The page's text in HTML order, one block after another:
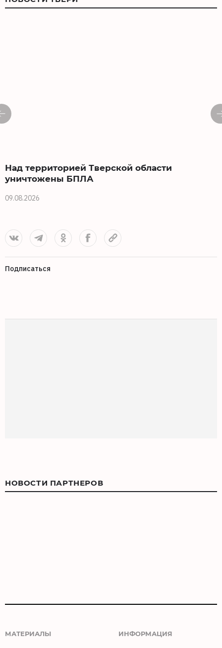
Над территорией Тверской области
уничтожены БПЛА
09.08.2026
Подписаться
НОВОСТИ ПАРТНЕРОВ
МАТЕРИАЛЫ ИНФОРМАЦИЯ